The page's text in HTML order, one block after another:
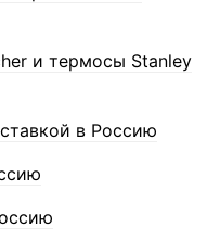
и термосы Stanley
в Россию